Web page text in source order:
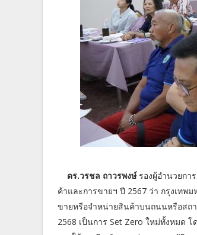
ดร.วรชล ถาวรพงษ์รองผู้อำนวยกา
ค้าและการขายฯ ปี 2567 ว่า กรุงเทพ
ขายหรือจำหน่ายสินค้าบนถนนหรือสถ
2568 เป็นการ Set Zero ใหม่ทั้งหมด